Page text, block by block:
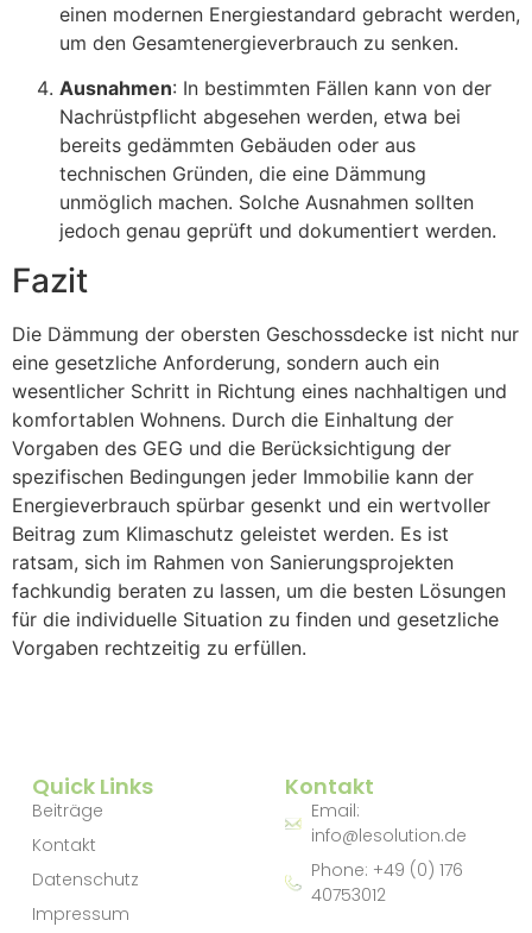
einen modernen Energiestandard gebracht werden,
um den Gesamtenergieverbrauch zu senken.
Ausnahmen: In bestimmten Fällen kann von der
Nachrüstpflicht abgesehen werden, etwa bei
bereits gedämmten Gebäuden oder aus
technischen Gründen, die eine Dämmung
unmöglich machen. Solche Ausnahmen sollten
jedoch genau geprüft und dokumentiert werden.
Fazit
Die Dämmung der obersten Geschossdecke ist nicht nur
eine gesetzliche Anforderung, sondern auch ein
wesentlicher Schritt in Richtung eines nachhaltigen und
komfortablen Wohnens. Durch die Einhaltung der
Vorgaben des GEG und die Berücksichtigung der
spezifischen Bedingungen jeder Immobilie kann der
Energieverbrauch spürbar gesenkt und ein wertvoller
Beitrag zum Klimaschutz geleistet werden. Es ist
ratsam, sich im Rahmen von Sanierungsprojekten
fachkundig beraten zu lassen, um die besten Lösungen
für die individuelle Situation zu finden und gesetzliche
Vorgaben rechtzeitig zu erfüllen.
Quick Links
Beiträge
Kontakt
Datenschutz
Impressum
Kontakt
Email:
info@lesolution.de
Phone: +49 (0) 176
40753012